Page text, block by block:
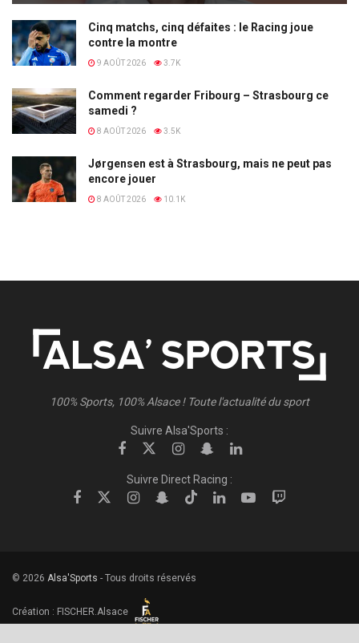
Cinq matchs, cinq défaites : le Racing joue
contre la montre
9 AOÛT 2026 3.7K
Comment regarder Fribourg – Strasbourg ce
samedi ?
8 AOÛT 2026 3.5K
Jørgensen est à Strasbourg, mais ne peut pas
encore jouer
8 AOÛT 2026 10.1K
100% Sports, 100% Alsace ! Toute l'actualité du sport
Suivre Alsa'Sports :
Suivre Direct Racing :
© 2026 Alsa'Sports - Tous droits réservés
Création : FISCHER.Alsace